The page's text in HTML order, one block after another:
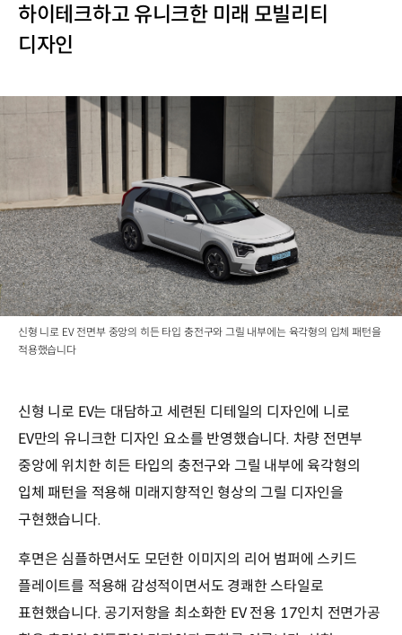
하이테크하고 유니크한 미래 모빌리티
디자인
신형 니로 EV 전면부 중앙의 히든 타입 충전구와 그릴 내부에는 육각형의 입체 패턴을
적용했습니다
신형 니로 EV는 대담하고 세련된 디테일의 디자인에 니로
EV만의 유니크한 디자인 요소를 반영했습니다. 차량 전면부
중앙에 위치한 히든 타입의 충전구와 그릴 내부에 육각형의
입체 패턴을 적용해 미래지향적인 형상의 그릴 디자인을
구현했습니다.
후면은 심플하면서도 모던한 이미지의 리어 범퍼에 스키드
플레이트를 적용해 감성적이면서도 경쾌한 스타일로
표현했습니다. 공기저항을 최소화한 EV 전용 17인치 전면가공